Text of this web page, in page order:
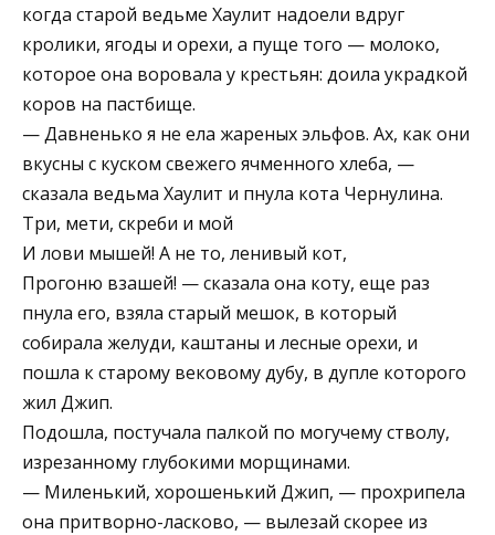
когда старой ведьме Хаулит надоели вдруг
кролики, ягоды и орехи, а пуще того — молоко,
которое она воровала у крестьян: доила украдкой
коров на пастбище.
— Давненько я не ела жареных эльфов. Ах, как они
вкусны с куском свежего ячменного хлеба, —
сказала ведьма Хаулит и пнула кота Чернулина.
Три, мети, скреби и мой
И лови мышей! А не то, ленивый кот,
Прогоню взашей! — сказала она коту, еще раз
пнула его, взяла старый мешок, в который
собирала желуди, каштаны и лесные орехи, и
пошла к старому вековому дубу, в дупле которого
жил Джип.
Подошла, постучала палкой по могучему стволу,
изрезанному глубокими морщинами.
— Миленький, хорошенький Джип, — прохрипела
она притворно-ласково, — вылезай скорее из